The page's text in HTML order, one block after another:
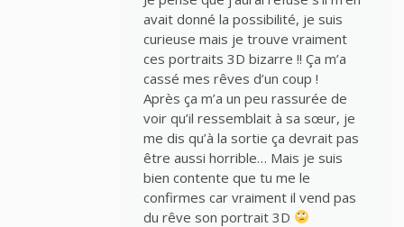
avait donné la possibilité, je suis
curieuse mais je trouve vraiment
ces portraits 3D bizarre !! Ça m’a
cassé mes rêves d’un coup !
Après ça m’a un peu rassurée de
voir qu’il ressemblait à sa sœur, je
me dis qu’à la sortie ça devrait pas
être aussi horrible… Mais je suis
bien contente que tu me le
confirmes car vraiment il vend pas
du rêve son portrait 3D